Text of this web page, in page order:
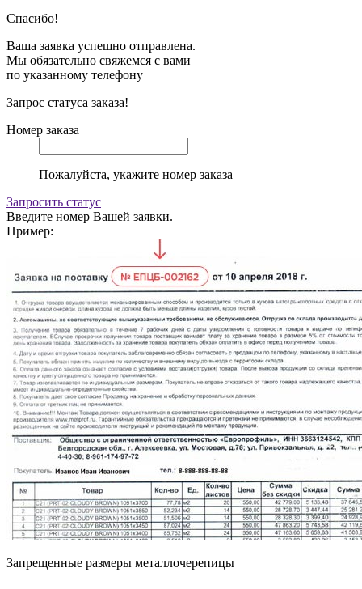
Спасибо!
Ваша заявка успешно отправлена.
Мы обязательно свяжемся с вами
по указанному телефону
Запрос статуса заказа!
Номер заказа
Пожалуйста, укажите номер заказа
Запросить статус
Введите номер Вашей заявки.
Пример:
Запрещенные размеры металлочерепицы